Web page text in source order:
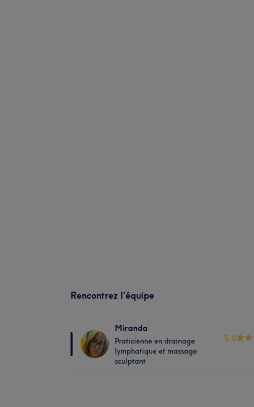
Rencontrez l'équipe
Miranda
Praticienne en drainage
lymphatique et massage
sculptant
5.0